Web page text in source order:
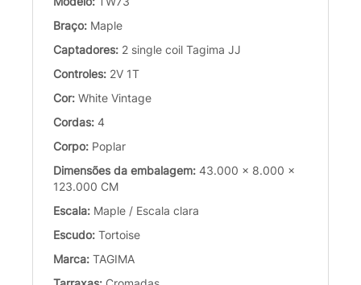
Braço: Maple
Captadores: 2 single coil Tagima JJ
Controles: 2V 1T
Cor: White Vintage
Cordas: 4
Corpo: Poplar
Dimensões da embalagem: 43.000 x 8.000 x
123.000 CM
Escala: Maple / Escala clara
Escudo: Tortoise
Marca: TAGIMA